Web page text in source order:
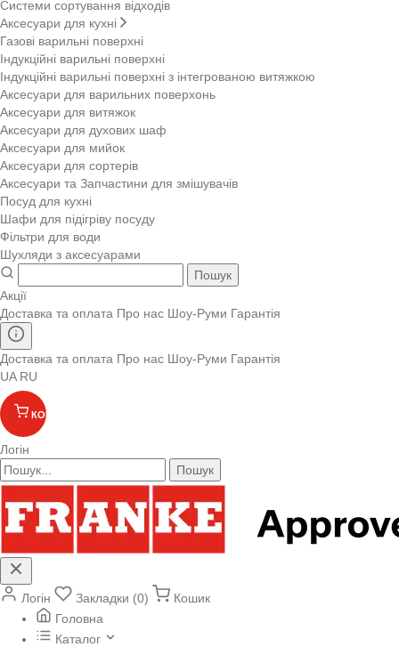
Системи сортування відходів
Аксесуари для кухні
Газові варильні поверхні
Індукційні варильні поверхні
Індукційні варильні поверхні з інтегрованою витяжкою
Аксесуари для варильних поверхонь
Аксесуари для витяжок
Аксесуари для духових шаф
Аксесуари для мийок
Аксесуари для сортерів
Аксесуари та Запчастини для змішувачів
Посуд для кухні
Шафи для підігріву посуду
Фільтри для води
Шухляди з аксесуарами
Пошук
Акції
Доставка та оплата Про нас Шоу-Руми Гарантія
Доставка та оплата Про нас Шоу-Руми Гарантія
UA RU
КОШИК
Логін
Пошук
Логін Закладки (0)
Кошик
Головна
Каталог